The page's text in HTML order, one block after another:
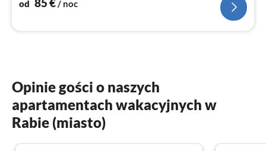
od / noc
Opinie gości o naszych
apartamentach wakacyjnych w
Rabie (miasto)